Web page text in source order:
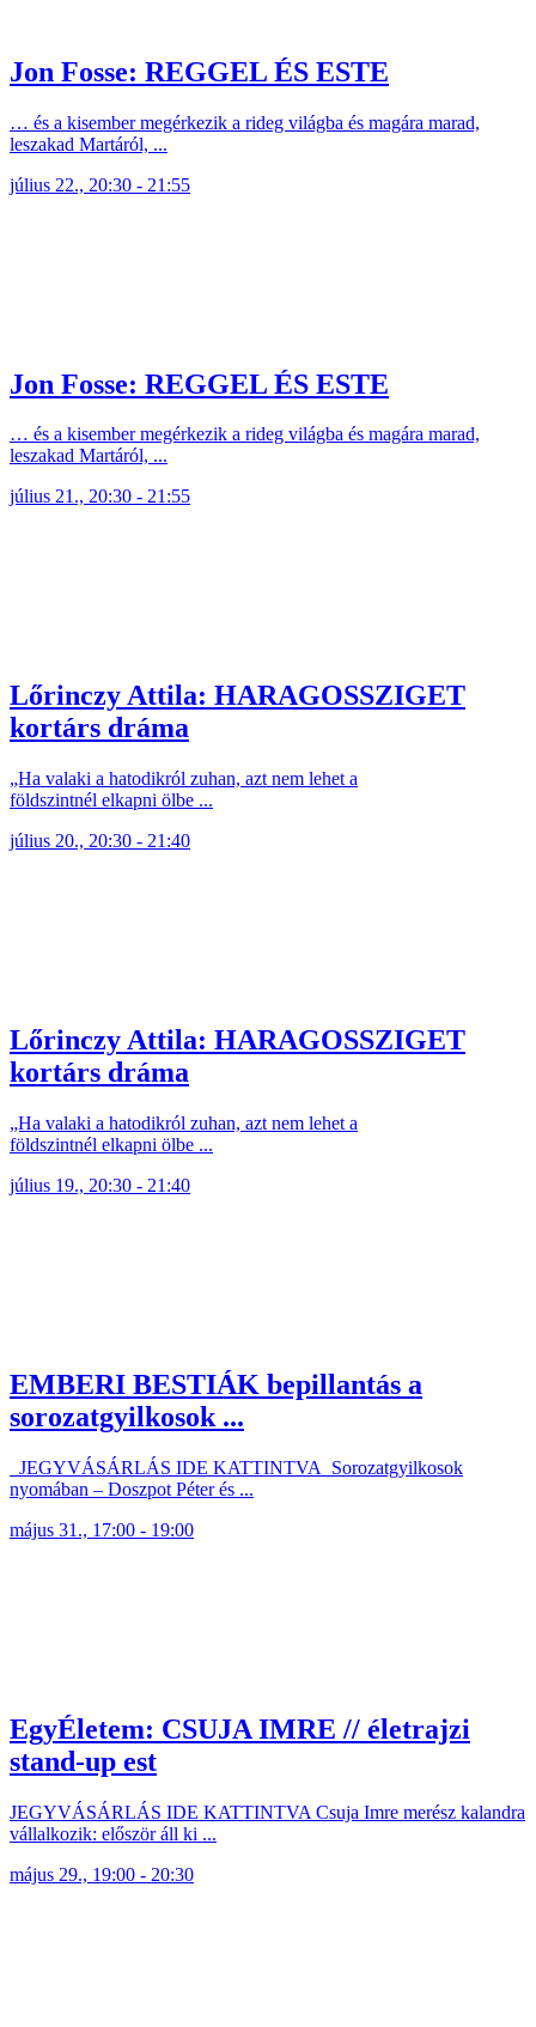
Jon Fosse: REGGEL ÉS ESTE
… és a kisember megérkezik a rideg világba és magára marad,
leszakad Martáról, ...
július 22., 20:30 - 21:55
Jon Fosse: REGGEL ÉS ESTE
… és a kisember megérkezik a rideg világba és magára marad,
leszakad Martáról, ...
július 21., 20:30 - 21:55
Lőrinczy Attila: HARAGOSSZIGET
kortárs dráma
„Ha valaki a hatodikról zuhan, azt nem lehet a
földszintnél elkapni ölbe ...
július 20., 20:30 - 21:40
Lőrinczy Attila: HARAGOSSZIGET
kortárs dráma
„Ha valaki a hatodikról zuhan, azt nem lehet a
földszintnél elkapni ölbe ...
július 19., 20:30 - 21:40
EMBERI BESTIÁK bepillantás a
sorozatgyilkosok ...
JEGYVÁSÁRLÁS IDE KATTINTVA Sorozatgyilkosok
nyomában – Doszpot Péter és ...
május 31., 17:00 - 19:00
EgyÉletem: CSUJA IMRE // életrajzi
stand-up est
JEGYVÁSÁRLÁS IDE KATTINTVA Csuja Imre merész kalandra
vállalkozik: először áll ki ...
május 29., 19:00 - 20:30